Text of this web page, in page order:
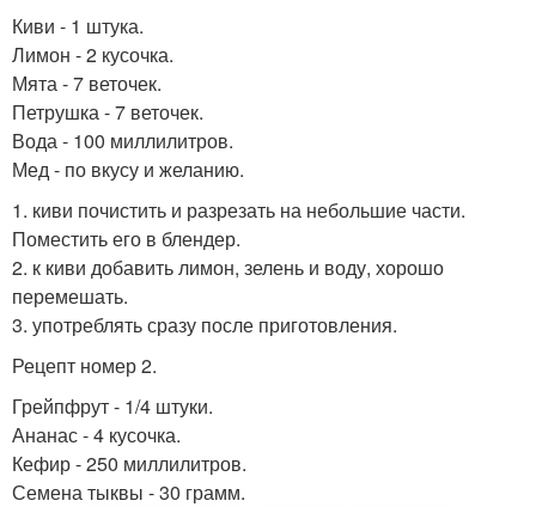
Коктейль для
похудения
Молочный коктейль Коктейль в блендере
Зеленые коктейли
Киви - 1 штука.
Лимон - 2 кусочка.
Мята - 7 веточек.
Петрушка - 7 веточек.
Вода - 100 миллилитров.
Мед - по вкусу и желанию.
1. киви почистить и разрезать на небольшие части.
Поместить его в блендер.
2. к киви добавить лимон, зелень и воду, хорошо
перемешать.
3. употреблять сразу после приготовления.
Рецепт номер 2.
Грейпфрут - 1/4 штуки.
Ананас - 4 кусочка.
Кефир - 250 миллилитров.
Семена тыквы - 30 грамм.